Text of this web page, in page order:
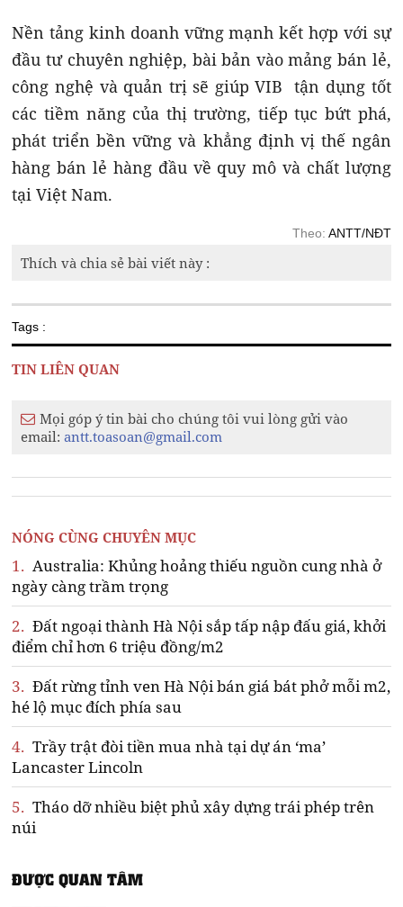
Nền tảng kinh doanh vững mạnh kết hợp với sự
đầu tư chuyên nghiệp, bài bản vào mảng bán lẻ,
công nghệ và quản trị sẽ giúp VIB tận dụng tốt
các tiềm năng của thị trường, tiếp tục bứt phá,
phát triển bền vững và khẳng định vị thế ngân
hàng bán lẻ hàng đầu về quy mô và chất lượng
tại Việt Nam.
Theo: ANTT/NĐT
Thích và chia sẻ bài viết này :
Tags :
TIN LIÊN QUAN
Mọi góp ý tin bài cho chúng tôi vui lòng gửi vào
email:antt.toasoan@gmail.com
NÓNG CÙNG CHUYÊN MỤC
1. Australia: Khủng hoảng thiếu nguồn cung nhà ở
ngày càng trầm trọng
2. Đất ngoại thành Hà Nội sắp tấp nập đấu giá, khởi
điểm chỉ hơn 6 triệu đồng/m2
3. Đất rừng tỉnh ven Hà Nội bán giá bát phở mỗi m2,
hé lộ mục đích phía sau
4. Trầy trật đòi tiền mua nhà tại dự án ‘ma’
Lancaster Lincoln
5. Tháo dỡ nhiều biệt phủ xây dựng trái phép trên
núi
ĐƯỢC QUAN TÂM